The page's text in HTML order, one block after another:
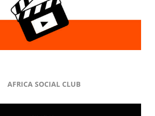
AFRICA SOCIAL CLUB